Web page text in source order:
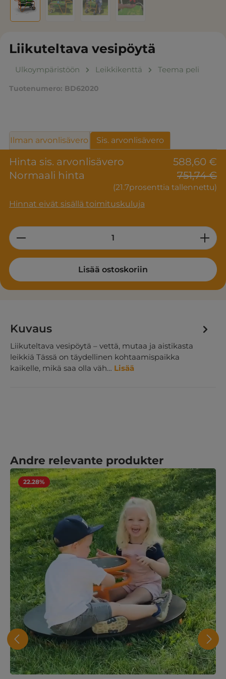
Liikuteltava vesipöytä
Ulkoympäristöön Leikkikenttä Teema peli
Tuotenumero: BD62020
Hinta sis. arvonlisävero
588,60 €
Normaali hinta
751,74 €
(21.7prosenttia tallennettu)
Hinnat eivät sisällä toimituskuluja
Ilman arvonlisävero Sis. arvonlisävero
Product Quantity: Enter the desired
Lisää ostoskoriin
Kuvaus
Liikuteltava vesipöytä – vettä, mutaa ja aistikasta
leikkiä Tässä on täydellinen kohtaamispaikka
kaikelle, mikä saa olla väh… Lisää
Ohita tuotegalleria
Andre relevante produkter
22.28%